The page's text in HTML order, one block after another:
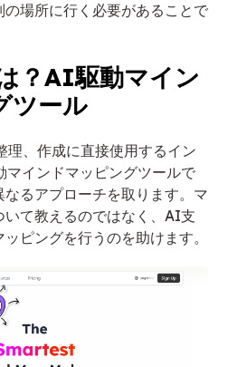
場所に行く必要があることで
？AI駆動マイン
ツール
、作成に直接使用するイン
マインドマッピングツールで
るアプローチを取ります。マ
いて教えるのではなく、AI支
ピングを行うのを助けます。